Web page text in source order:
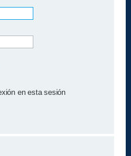
en esta sesión